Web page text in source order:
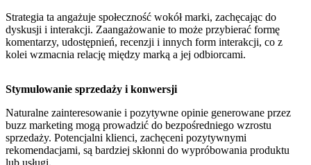
Strategia ta angażuje społeczność wokół marki, zachęcając do
dyskusji i interakcji. Zaangażowanie to może przybierać formę
komentarzy, udostępnień, recenzji i innych form interakcji, co z
kolei wzmacnia relację między marką a jej odbiorcami.
Stymulowanie sprzedaży i konwersji
Naturalne zainteresowanie i pozytywne opinie generowane przez
buzz marketing mogą prowadzić do bezpośredniego wzrostu
sprzedaży. Potencjalni klienci, zachęceni pozytywnymi
rekomendacjami, są bardziej skłonni do wypróbowania produktu
lub usługi.